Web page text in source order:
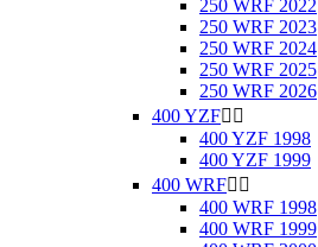
250 WRF 2022
250 WRF 2023
250 WRF 2024
250 WRF 2025
250 WRF 2026
400 YZF 
400 YZF 1998
400 YZF 1999
400 WRF 
400 WRF 1998
400 WRF 1999